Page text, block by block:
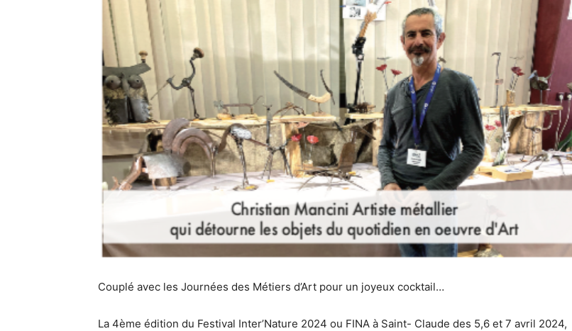
Couplé avec les Journées des Métiers d’Art pour un joyeux cocktail…
La 4ème édition du Festival Inter’Nature 2024 ou FINA à Saint- Claude des 5,6 et 7 avril 2024,